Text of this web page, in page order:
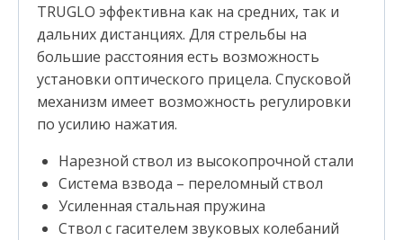
TRUGLO эффективна как на средних, так и
дальних дистанциях. Для стрельбы на
большие расстояния есть возможность
установки оптического прицела. Спусковой
механизм имеет возможность регулировки
по усилию нажатия.
Нарезной ствол из высокопрочной стали
Система взвода – переломный ствол
Усиленная стальная пружина
Ствол с гасителем звуковых колебаний